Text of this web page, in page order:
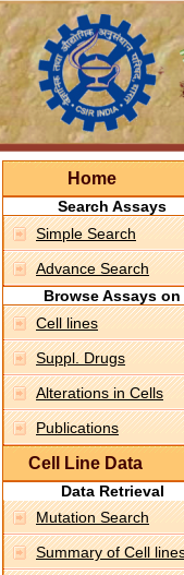
Home
Search Assays
Simple Search
Advance Search
Browse Assays on
Cell lines
Suppl. Drugs
Alterations in Cells
Publications
Cell Line Data
Data Retrieval
Mutation Search
Summary of Cell